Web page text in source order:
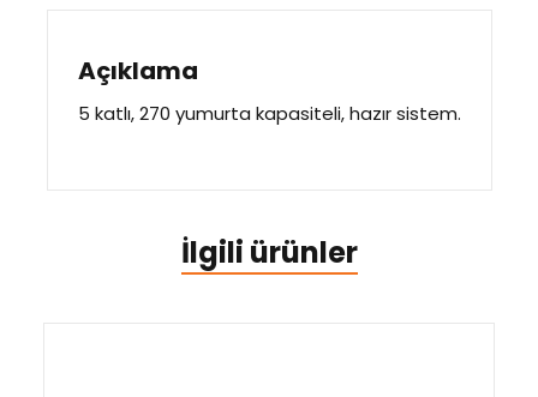
Açıklama
5 katlı, 270 yumurta kapasiteli, hazır sistem.
İlgili ürünler